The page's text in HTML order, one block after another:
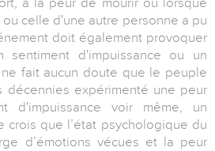
celle d'une autre personne a pu
doit également provoquer
sentiment d'impuissance ou un
fait aucun doute que le peuple
décennies expérimenté une peur
d'impuissance voir même, un
crois que l’état psychologique du
d’émotions vécues et la peur